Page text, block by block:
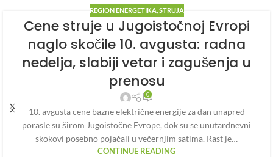
REGION ENERGETIKA, STRUJA
Cene struje u Jugoistočnoj Evropi
naglo skočile 10. avgusta: radna
nedelja, slabiji vetar i zagušenja u
prenosu
0
10. avgusta cene bazne električne energije za dan unapred
porasle su širom Jugoistočne Evrope, dok su se unutardnevni
skokovi posebno pojačali u večernjim satima. Rast je…
CONTINUE READING